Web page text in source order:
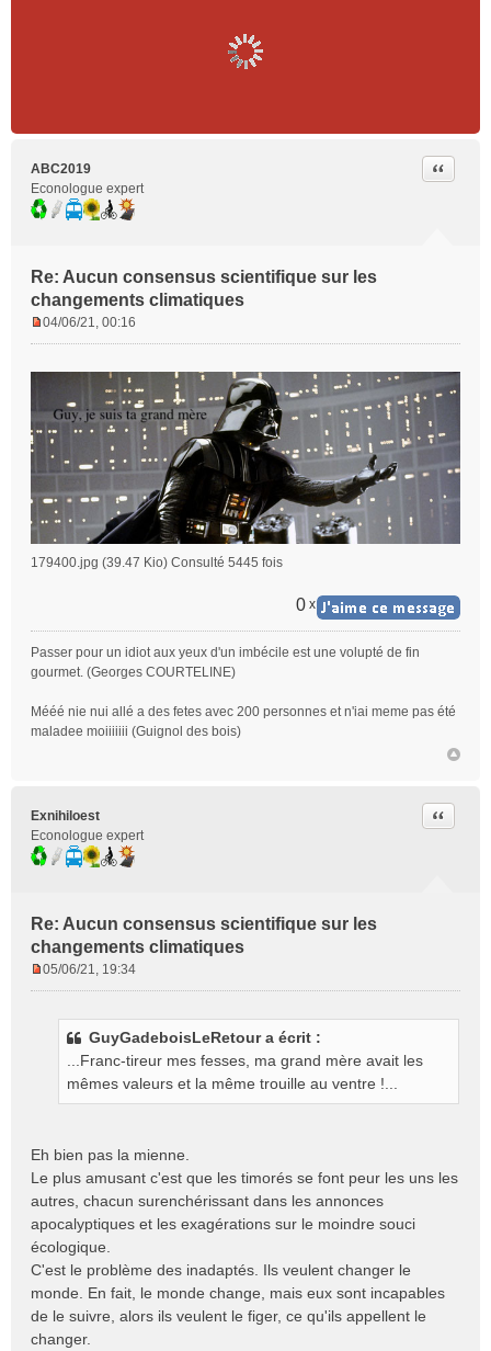
ABC2019
Econologue expert
Re: Aucun consensus scientifique sur les
changements climatiques
Citer
s
a
g
n
o
u
04/06/21, 00:16
179400.jpg (39.47 Kio) Consulté 5445 fois
0 x
Passer pour un idiot aux yeux d'un imbécile est une volupté de fin
gourmet. (Georges COURTELINE)
Mééé nie nui allé a des fetes avec 200 personnes et n'iai meme pas été
maladee moiiiiiii (Guignol des bois)
Exnihiloest
Econologue expert
Re: Aucun consensus scientifique sur les
changements climatiques
Citer
n
l
u
05/06/21, 19:34
GuyGadeboisLeRetour a écrit :
...Franc-tireur mes fesses, ma grand mère avait les
mêmes valeurs et la même trouille au ventre !...
Eh bien pas la mienne.
Le plus amusant c'est que les timorés se font peur les uns les
autres, chacun surenchérissant dans les annonces
apocalyptiques et les exagérations sur le moindre souci
écologique.
C'est le problème des inadaptés. Ils veulent changer le
monde. En fait, le monde change, mais eux sont incapables
de le suivre, alors ils veulent le figer, ce qu'ils appellent le
changer.